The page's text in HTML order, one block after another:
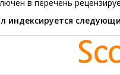
в перечень
индексируется